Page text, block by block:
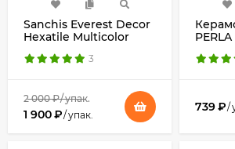
Sanchis Everest Decor
Hexatile Multicolor
3
2 000 ₽/упак.
1 900₽/упак.
739₽/